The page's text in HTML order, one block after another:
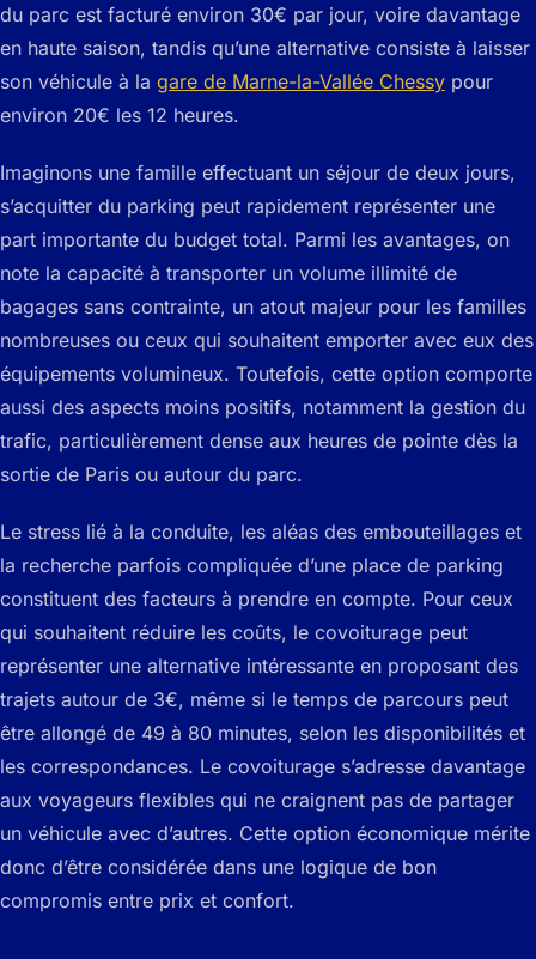
du parc est facturé environ 30€ par jour, voire davantage
en haute saison, tandis qu’une alternative consiste à laisser
son véhicule à la gare de Marne-la-Vallée Chessy pour
environ 20€ les 12 heures.
Imaginons une famille effectuant un séjour de deux jours,
s’acquitter du parking peut rapidement représenter une
part importante du budget total. Parmi les avantages, on
note la capacité à transporter un volume illimité de
bagages sans contrainte, un atout majeur pour les familles
nombreuses ou ceux qui souhaitent emporter avec eux des
équipements volumineux. Toutefois, cette option comporte
aussi des aspects moins positifs, notamment la gestion du
trafic, particulièrement dense aux heures de pointe dès la
sortie de Paris ou autour du parc.
Le stress lié à la conduite, les aléas des embouteillages et
la recherche parfois compliquée d’une place de parking
constituent des facteurs à prendre en compte. Pour ceux
qui souhaitent réduire les coûts, le covoiturage peut
représenter une alternative intéressante en proposant des
trajets autour de 3€, même si le temps de parcours peut
être allongé de 49 à 80 minutes, selon les disponibilités et
les correspondances. Le covoiturage s’adresse davantage
aux voyageurs flexibles qui ne craignent pas de partager
un véhicule avec d’autres. Cette option économique mérite
donc d’être considérée dans une logique de bon
compromis entre prix et confort.